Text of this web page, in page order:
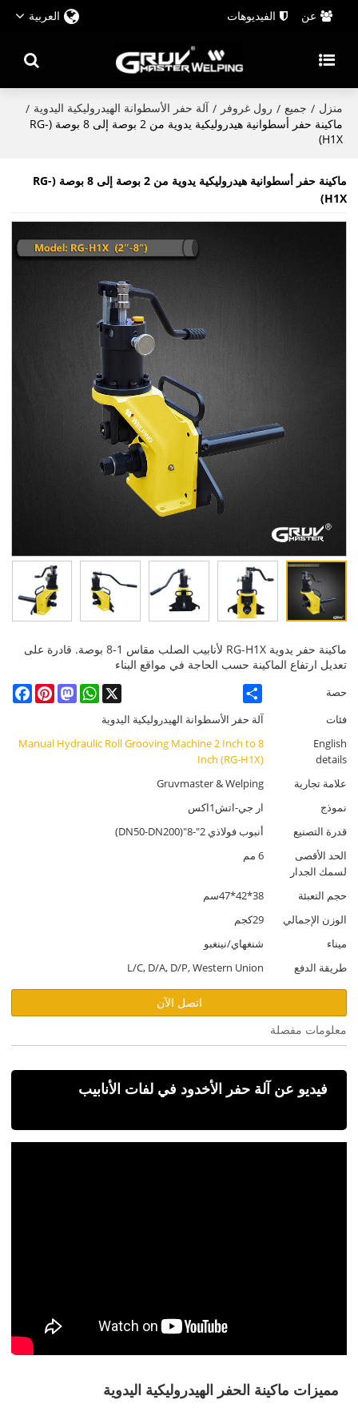
عن الفيديوهات العربية
منزل / جميع / رول غروفر / آلة حفر الأسطوانة الهيدروليكية اليدوية /
ماكينة حفر أسطوانية هيدروليكية يدوية من 2 بوصة إلى 8 بوصة (RG-
H1X)
ماكينة حفر أسطوانية هيدروليكية يدوية من 2 بوصة إلى 8 بوصة (RG-
H1X)
ماكينة حفر يدوية RG-H1X لأنابيب الصلب مقاس 1-8 بوصة. قادرة على
تعديل ارتفاع الماكينة حسب الحاجة في مواقع البناء
حصة Share
Pinterest
Mastodon
WhatsApp
X
فئات
آلة حفر الأسطوانة الهيدروليكية اليدوية
English
details
Manual Hydraulic Roll Grooving Machine 2 Inch to 8
Inch (RG-H1X)
علامة تجارية
Gruvmaster & Welping
نموذج
ار جي-اتش1اكس
قدرة التصنيع
أنبوب فولاذي 2"-8"(DN50-DN200)
الحد الأقصى
لسمك الجدار
6 مم
حجم التعبئة
38*42*47سم
الوزن الإجمالي
29كجم
ميناء
شنغهاي/نينغبو
طريقة الدفع
L/C, D/A, D/P, Western Union
اتصل الآن
معلومات مفصلة
فيديو عن آلة حفر الأخدود في لفات الأنابيب
مميزات ماكينة الحفر الهيدروليكية اليدوية